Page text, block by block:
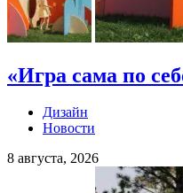
«Игра сама по
Дизайн
Новости
8 августа, 2026